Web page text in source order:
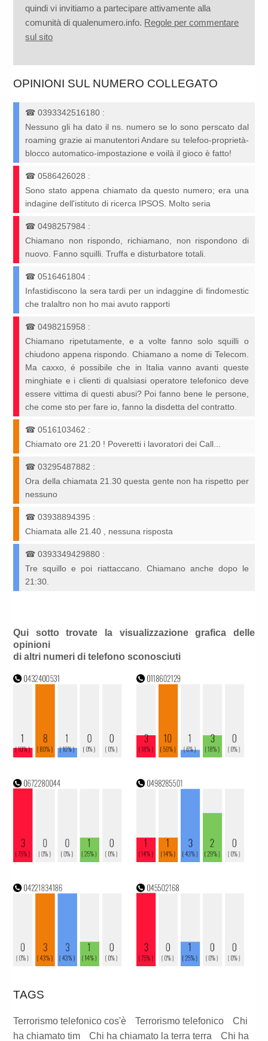
quindi vi invitiamo a partecipare attivamente alla
comunità di qualenumero.info. Regole per commentare
sul sito
OPINIONI SUL NUMERO COLLEGATO
☎0393342516180 :
Nessuno gli ha dato il ns. numero se lo sono perscato dal
roaming grazie ai manutentori Andare su telefoo-proprietà-
blocco automatico-impostazione e voilà il gioco è fatto!
☎0586426028 :
Sono stato appena chiamato da questo numero; era una
indagine dell'istituto di ricerca IPSOS. Molto seria
☎0498257984 :
Chiamano non rispondo, richiamano, non rispondono di
nuovo. Fanno squilli. Truffa e disturbatore totali.
☎0516461804 :
Infastidiscono la sera tardi per un indaggine di findomestic
che tralaltro non ho mai avuto rapporti
☎0498215958 :
Chiamano ripetutamente, e a volte fanno solo squilli o
chiudono appena rispondo. Chiamano a nome di Telecom.
Ma caxxo, é possibile che in Italia vanno avanti queste
minghiate e i clienti di qualsiasi operatore telefonico deve
essere vittima di questi abusi? Poi fanno bene le persone,
che come sto per fare io, fanno la disdetta del contratto.
☎0516103462 :
Chiamato ore 21:20 ! Poveretti i lavoratori dei Call...
☎03295487882 :
Ora della chiamata 21.30 questa gente non ha rispetto per
nessuno
☎03938894395 :
Chiamata alle 21.40 , nessuna risposta
☎0393349429880 :
Tre squillo e poi riattaccano. Chiamano anche dopo le
21:30.
Qui sotto trovate la visualizzazione grafica delle
opinioni
di altri numeri di telefono sconosciuti
TAGS
Terrorismo telefonico cos'è Terrorismo telefonico
Chi
ha chiamato tim
Chi ha chiamato la terra terra Chi ha